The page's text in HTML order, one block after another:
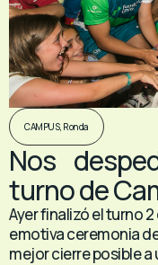
CAMPUS, Ronda
Nos
turno de
Ayer finalizó el turno
emotiva ceremonia
mejor cierre posible a